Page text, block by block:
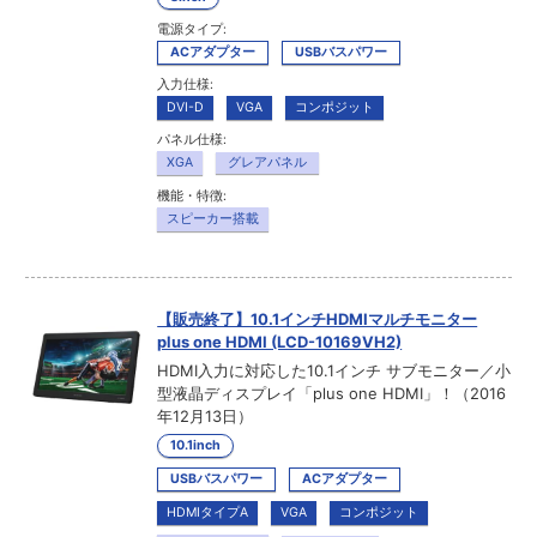
電源タイプ:
ACアダプター
USBバスパワー
入力仕様:
DVI-D
VGA コンポジット
パネル仕様:
XGA
グレアパネル
機能・特徴:
スピーカー搭載
【販売終了】10.1インチHDMIマルチモニター
plus one HDMI (LCD-10169VH2)
HDMI入力に対応した10.1インチ サブモニター／小
型液晶ディスプレイ「plus one HDMI」！（2016
年12月13日）
10.1inch
USBバスパワー ACアダプター
HDMIタイプA VGA コンポジット